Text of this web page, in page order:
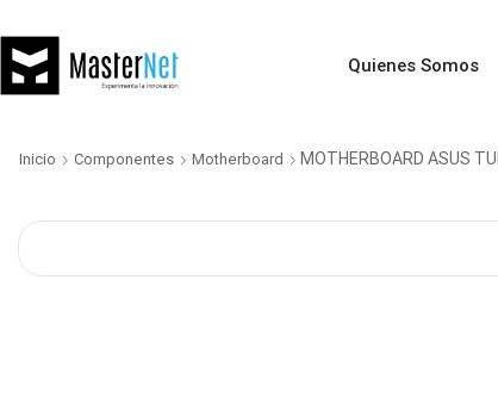
Quienes Somos
Inicio Componentes Motherboard MOTHERBOARD ASUS